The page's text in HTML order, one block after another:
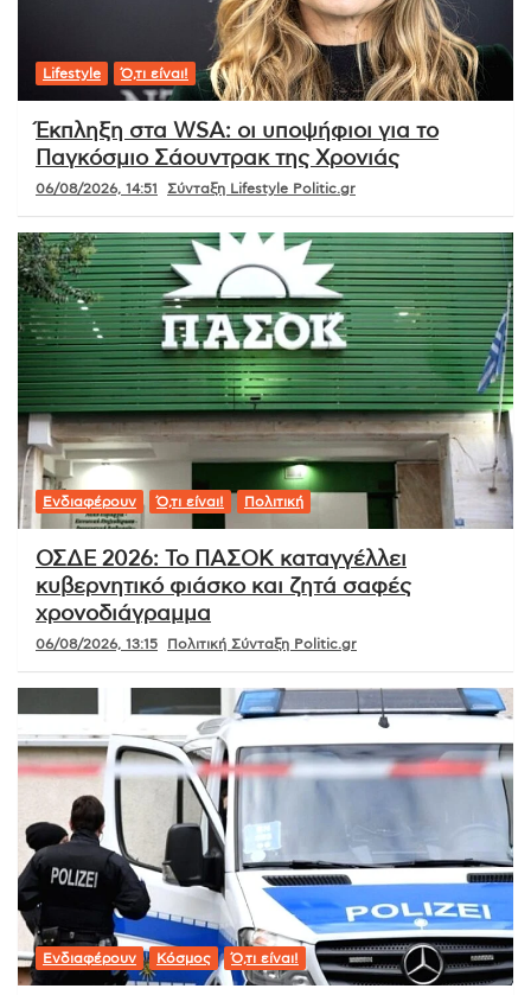
Lifestyle Ό,τι είναι!
Έκπληξη στα WSA: οι υποψήφιοι για το
Παγκόσμιο Σάουντρακ της Χρονιάς
06/08/2026, 14:51 Σύνταξη Lifestyle Politic.gr
Ενδιαφέρουν Ό,τι είναι! Πολιτική
ΟΣΔΕ 2026: Το ΠΑΣΟΚ καταγγέλλει
κυβερνητικό φιάσκο και ζητά σαφές
χρονοδιάγραμμα
06/08/2026, 13:15 Πολιτική Σύνταξη Politic.gr
Ενδιαφέρουν Κόσμος Ό,τι είναι!